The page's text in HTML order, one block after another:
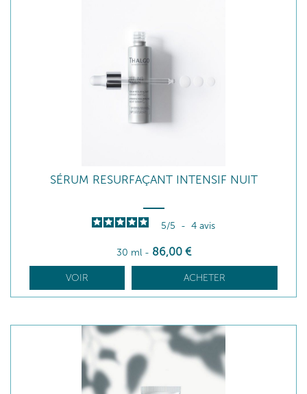
SÉRUM RESURFAÇANT INTENSIF NUIT
5/5 - 4 avis
30 ml - 86,00 €
VOIR ACHETER